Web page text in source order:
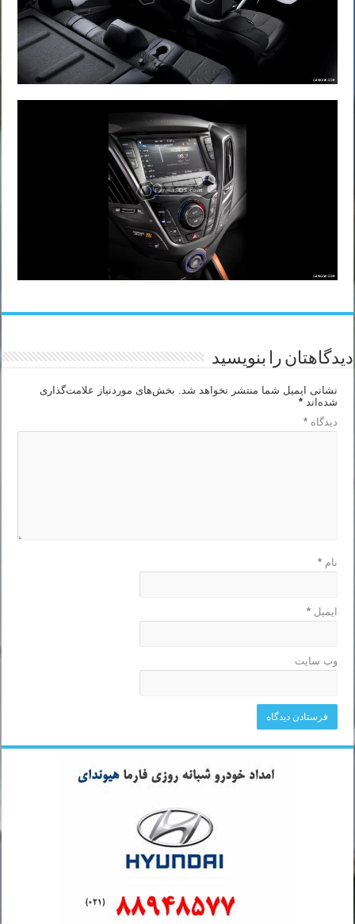
دیدگاهتان را بنویسید
نشانی ایمیل شما منتشر نخواهد شد. بخش‌های موردنیاز علامت‌گذاری
شده‌اند*
دیدگاه*
نام*
ایمیل*
وب‌ سایت